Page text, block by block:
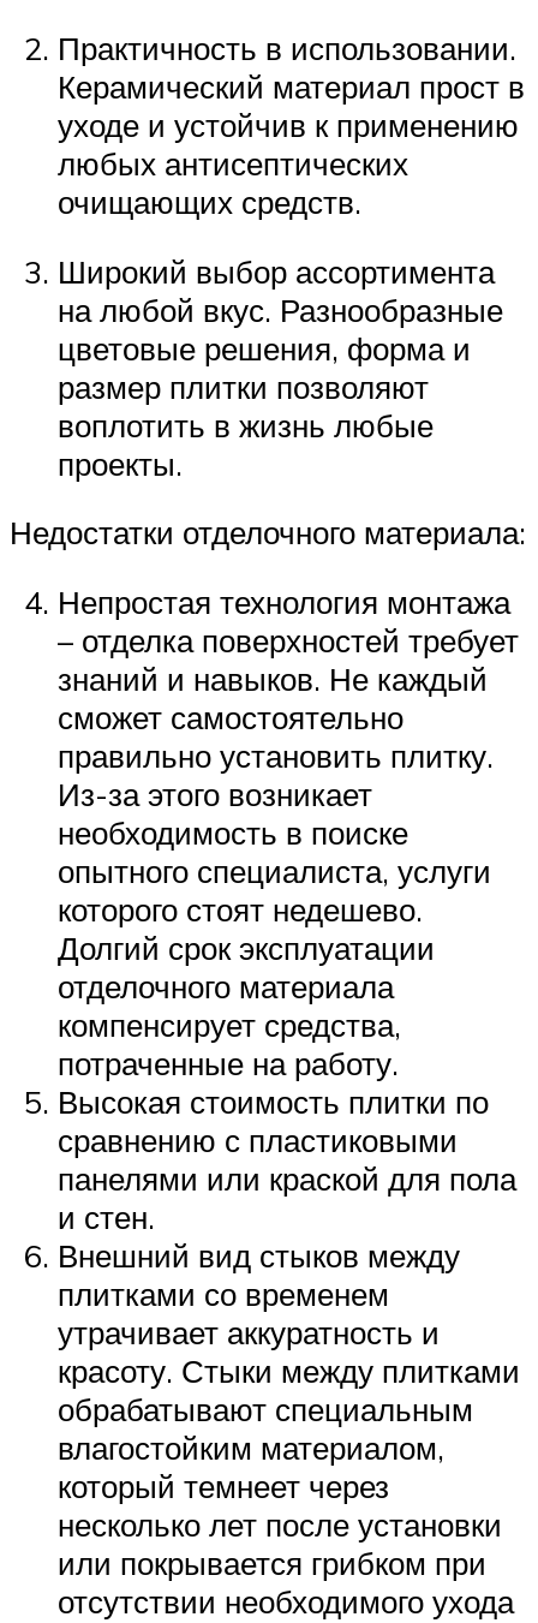
Практичность в использовании.
Керамический материал прост в
уходе и устойчив к применению
любых антисептических
очищающих средств.
Широкий выбор ассортимента
на любой вкус. Разнообразные
цветовые решения, форма и
размер плитки позволяют
воплотить в жизнь любые
проекты.
Недостатки отделочного материала:
Непростая технология монтажа
– отделка поверхностей требует
знаний и навыков. Не каждый
сможет самостоятельно
правильно установить плитку.
Из-за этого возникает
необходимость в поиске
опытного специалиста, услуги
которого стоят недешево.
Долгий срок эксплуатации
отделочного материала
компенсирует средства,
потраченные на работу.
Высокая стоимость плитки по
сравнению с пластиковыми
панелями или краской для пола
и стен.
Внешний вид стыков между
плитками со временем
утрачивает аккуратность и
красоту. Стыки между плитками
обрабатывают специальным
влагостойким материалом,
который темнеет через
несколько лет после установки
или покрывается грибком при
отсутствии необходимого ухода